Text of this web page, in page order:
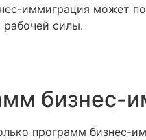
иммиграция может
рабочей силы.
бизнес-
программ бизнес-